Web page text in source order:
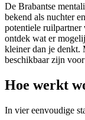
De Brabantse
bekend als nuchter
potentiele ruilpartner
ontdek wat er
kleiner dan je denkt.
beschikbaar zijn
Hoe werkt
In vier eenvoudige